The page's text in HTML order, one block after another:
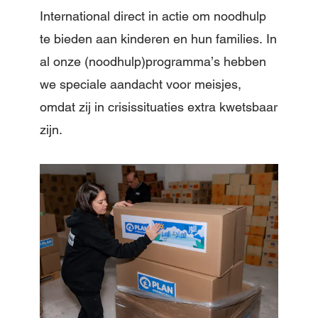
International direct in actie om noodhulp
te bieden aan kinderen en hun families. In
al onze (noodhulp)programma’s hebben
we speciale aandacht voor meisjes,
omdat zij in crisissituaties extra kwetsbaar
zijn.